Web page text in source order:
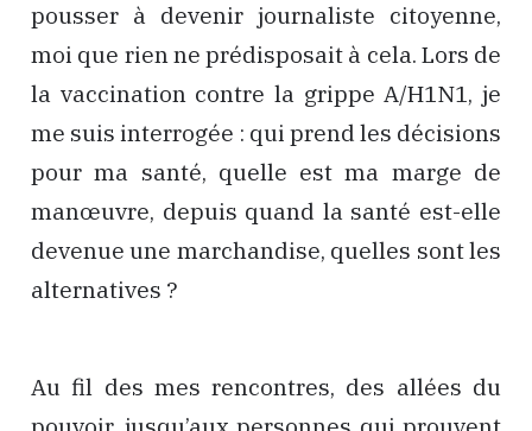
pousser à devenir journaliste citoyenne,
moi que rien ne prédisposait à cela. Lors de
la vaccination contre la grippe A/H1N1, je
me suis interrogée : qui prend les décisions
pour ma santé, quelle est ma marge de
manœuvre, depuis quand la santé est-elle
devenue une marchandise, quelles sont les
alternatives ?
Au fil des mes rencontres, des allées du